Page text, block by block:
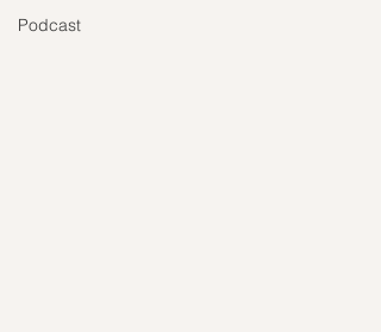
Podcast